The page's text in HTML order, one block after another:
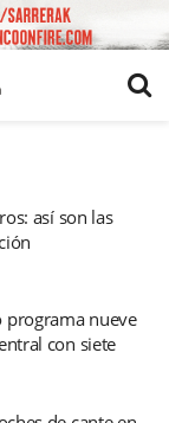
así son las
programa nueve
con siete